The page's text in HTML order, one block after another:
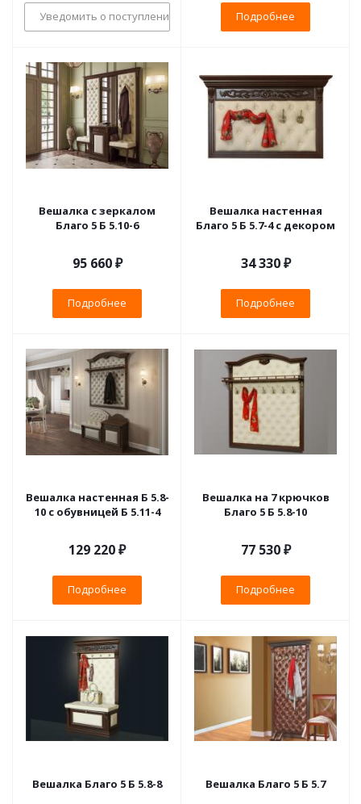
Уведомить о поступлении Подробнее
Вешалка с зеркалом
Благо 5 Б 5.10-6
95 660 ₽
Подробнее
Вешалка настенная
Благо 5 Б 5.7-4 с декором
34 330 ₽
Подробнее
Вешалка настенная Б 5.8-
10 с обувницей Б 5.11-4
129 220 ₽
Подробнее
Вешалка на 7 крючков
Благо 5 Б 5.8-10
77 530 ₽
Подробнее
Вешалка Благо 5 Б 5.8-8 Вешалка Благо 5 Б 5.7